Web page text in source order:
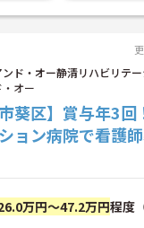
ド・オー静清リハビリテ
オー
葵区】賞与年3
ョン病院で看護
万円～47.2万円程度